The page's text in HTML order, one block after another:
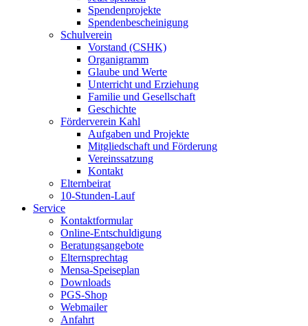
Spendenprojekte
Spendenbescheinigung
Schulverein
Vorstand (CSHK)
Organigramm
Glaube und Werte
Unterricht und Erziehung
Familie und Gesellschaft
Geschichte
Förderverein Kahl
Aufgaben und Projekte
Mitgliedschaft und Förderung
Vereinssatzung
Kontakt
Elternbeirat
10-Stunden-Lauf
Service
Kontaktformular
Online-Entschuldigung
Beratungsangebote
Elternsprechtag
Mensa-Speiseplan
Downloads
PGS-Shop
Webmailer
Anfahrt